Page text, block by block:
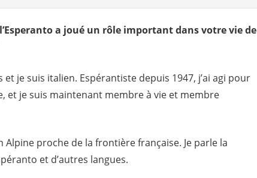
a joué un rôle important dans votre vie de
et je suis italien. Espérantiste depuis 1947, j’ai agi pour
et je suis maintenant membre à vie et membre
Alpine proche de la frontière française. Je parle la
et d’autres langues.